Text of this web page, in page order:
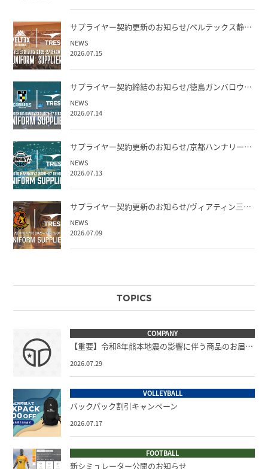
サプライヤー契約更新のお知らせ/ベルテックス静…
NEWS
2026.07.15
サプライヤー契約締結のお知らせ/徳島ガンバロウ…
NEWS
2026.07.14
サプライヤー契約更新のお知らせ/京都ハンナリー…
NEWS
2026.07.13
サプライヤー契約更新のお知らせ/ヴィアティン三…
NEWS
2026.07.09
TOPICS
COMPANY
【重要】令和8年熊本地震の影響に伴う商品のお届…
2026.07.29
VOLLEYBALL
バックパック割引キャンペーン
2026.07.17
FOOTBALL
新シミュレーター公開のお知らせ